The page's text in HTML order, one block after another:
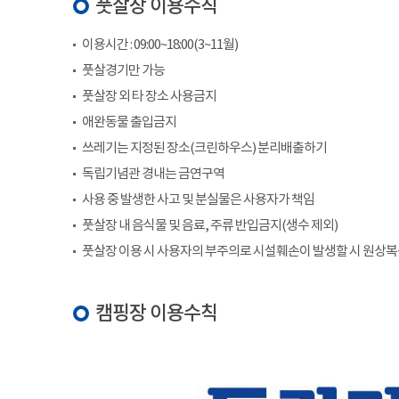
풋살장 이용수칙
이용시간 : 09:00~18:00(3~11월)
풋살경기만 가능
풋살장 외 타 장소 사용금지
애완동물 출입금지
쓰레기는 지정된 장소(크린하우스) 분리배출하기
독립기념관 경내는 금연구역
사용 중 발생한 사고 및 분실물은 사용자가 책임
풋살장 내 음식물 및 음료, 주류 반입금지(생수 제외)
풋살장 이용 시 사용자의 부주의로 시설훼손이 발생할 시 원상
캠핑장 이용수칙